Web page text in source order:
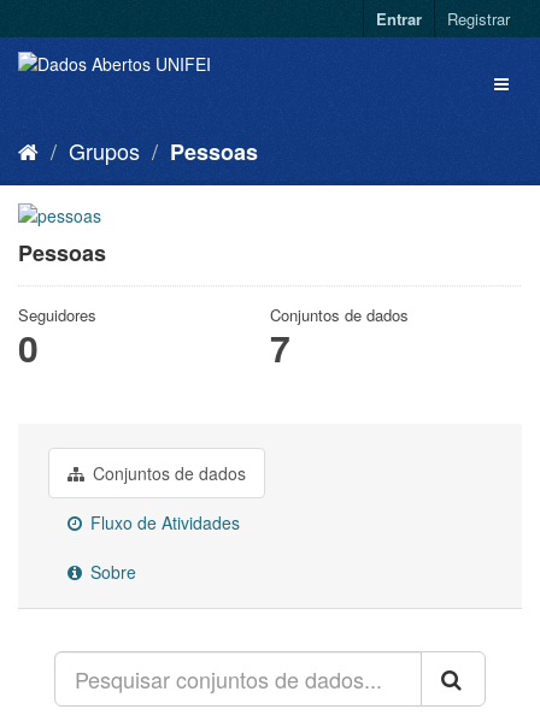
Entrar Registrar
Grupos Pessoas
Pessoas
Seguidores
0
Conjuntos de dados
7
Conjuntos de dados
Fluxo de Atividades
Sobre